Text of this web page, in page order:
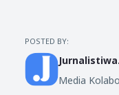
POSTED BY:
Media